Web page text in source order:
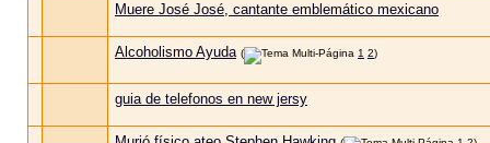
Muere José José, cantante emblemático mexicano
Alcoholismo Ayuda ( 1 2)
guia de telefonos en new jersy